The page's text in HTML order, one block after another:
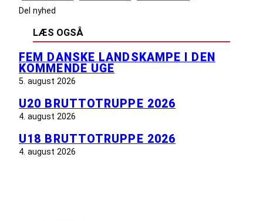
Del nyhed
LÆS OGSÅ
FEM DANSKE LANDSKAMPE I DEN
KOMMENDE UGE
5. august 2026
U20 BRUTTOTRUPPE 2026
4. august 2026
U18 BRUTTOTRUPPE 2026
4. august 2026